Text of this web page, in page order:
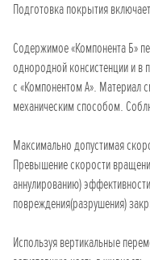
Подготовка покрытия
Содержимое «Компонента Б»
однородной консистенции и в
с «Компонентом А». Материал
механическим способом.
Максимально допустимая
Превышение скорости
аннулированию)
повреждения(разрушения)
Используя вертикальные